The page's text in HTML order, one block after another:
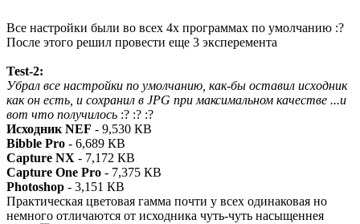
Все настройки были во всех 4х программах по умолчанию :?
После этого решил провести еще 3 эксперемента
Test-2:
Убрал все настройки по умолчанию, как-бы оставил исходник
как он есть, и сохранил в JPG при максимальном качестве ...и
вот что получилось :? :? :?
Исходник NEF - 9,530 КВ
Bibble Pro - 6,689 КВ
Capture NX - 7,172 КВ
Capture One Pro - 7,375 КВ
Photoshop - 3,151 КВ
Практическая цветовая гамма почти у всех одинаковая но
немного отличаются от исходника чуть-чуть насыщеннея